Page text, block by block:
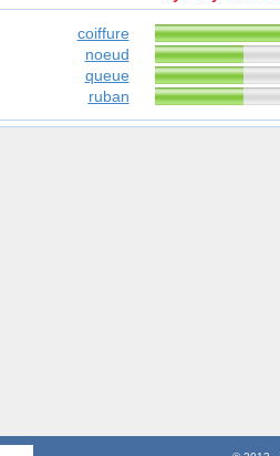
coiffure
noeud
queue
ruban